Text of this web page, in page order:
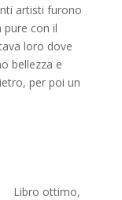
artisti furono
pure con il
loro dove
bellezza e
per poi un
Libro ottimo,